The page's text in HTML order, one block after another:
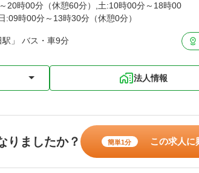
20時00分（休憩60分）,土:10時00分～18時00
:09時00分～13時30分（休憩0分）
」 バス・車9分
法人情報
りましたか？ 簡単1分 この求人に